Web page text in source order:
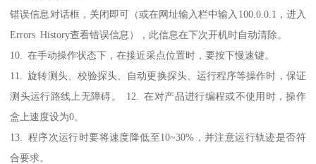
错误信息对话框，关闭即可（或在网址输入栏中输入100.0.0.1，进入
Errors History查看错误信息），此信息在下次开机时自动清除。
10. 在手动操作状态下，在接近采点位置时，要按下慢速键。
11. 旋转测头、校验探头、自动更换探头、运行程序等操作时，保证
测头运行路线上无障碍。 12. 在对产品进行编程或不使用时，操作
盒上速度设为0。
13. 程序次运行时要将速度降低至10~30%，并注意运行轨迹是否符
合要求。